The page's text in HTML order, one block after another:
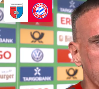
SVDA
FCB
Zum Spielbericht